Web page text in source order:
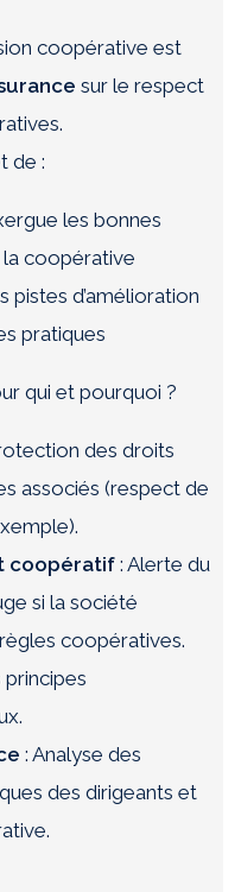
coopérative est
sur le respect
de :
les bonnes
coopérative
pistes d’amélioration
pratiques
qui et pourquoi ?
des droits
associés (respect de
coopératif: Alerte du
si la société
coopératives.
: Analyse des
des dirigeants et